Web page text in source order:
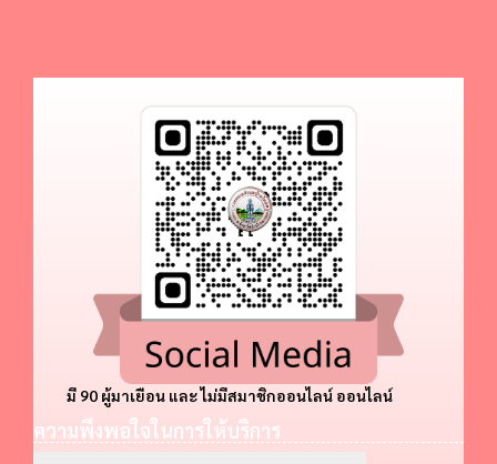
มี 90 ผู้มาเยือน และ ไม่มีสมาชิกออนไลน์ ออนไลน์
ความพึงพอใจในการให้บริการ